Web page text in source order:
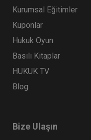
Kurumsal Eğitimler
Kuponlar
Hukuk Oyun
Basılı Kitaplar
HUKUK TV
Blog
Bize Ulaşın